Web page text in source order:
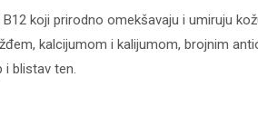
B12 koji prirodno omekšavaju i umiruju
kalcijumom i kalijumom, brojnim
i blistav ten.